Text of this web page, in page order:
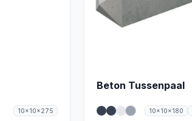
10x10x275
Beton Tussenpaal
10x10x180